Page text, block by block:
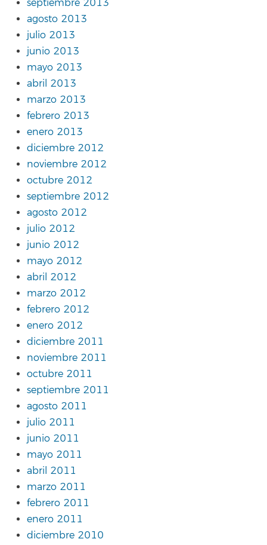
septiembre 2013
agosto 2013
julio 2013
junio 2013
mayo 2013
abril 2013
marzo 2013
febrero 2013
enero 2013
diciembre 2012
noviembre 2012
octubre 2012
septiembre 2012
agosto 2012
julio 2012
junio 2012
mayo 2012
abril 2012
marzo 2012
febrero 2012
enero 2012
diciembre 2011
noviembre 2011
octubre 2011
septiembre 2011
agosto 2011
julio 2011
junio 2011
mayo 2011
abril 2011
marzo 2011
febrero 2011
enero 2011
diciembre 2010